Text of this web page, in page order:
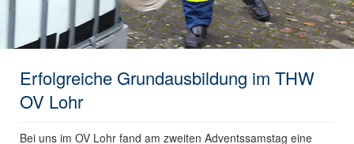
Erfolgreiche Grundausbildung im THW
OV Lohr
Bei uns im OV Lohr fand am zweiten Adventssamstag eine